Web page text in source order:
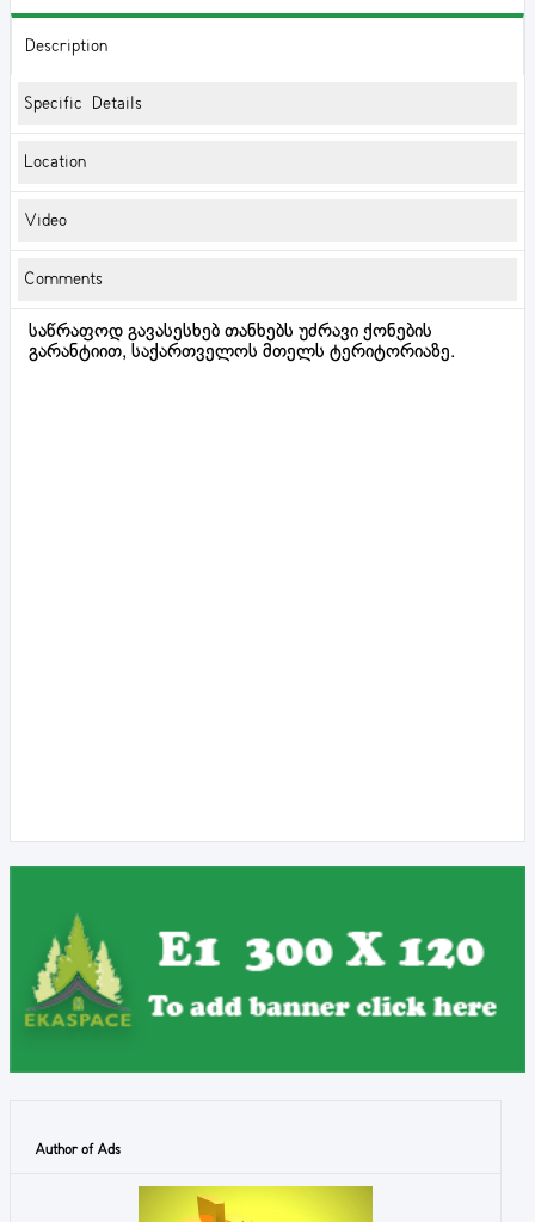
Description
Specific Details
Location
Video
Comments
საწრაფოდ გავასესხებ თანხებს უძრავი ქონების
გარანტიით, საქართველოს მთელს ტერიტორიაზე.
Author of Ads